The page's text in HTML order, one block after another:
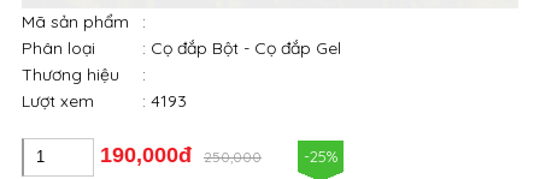
Mã sản phẩm
:
Phân loại
: Cọ đắp Bột - Cọ đắp Gel
Thương hiệu
:
Lượt xem
: 4193
190,000đ 250,000 -25%